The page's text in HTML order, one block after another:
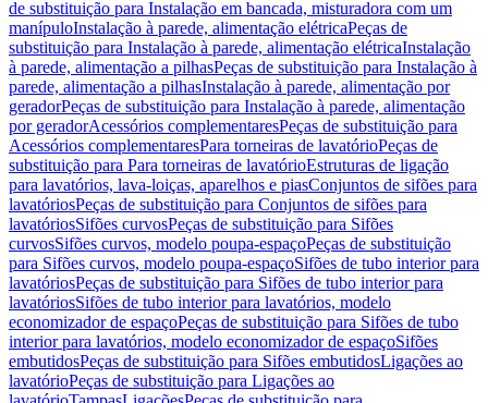
de substituição para Instalação em bancada, misturadora com um
manípuloInstalação à parede, alimentação elétricaPeças de
substituição para Instalação à parede, alimentação elétricaInstalação
à parede, alimentação a pilhasPeças de substituição para Instalação à
parede, alimentação a pilhasInstalação à parede, alimentação por
geradorPeças de substituição para Instalação à parede, alimentação
por geradorAcessórios complementaresPeças de substituição para
Acessórios complementaresPara torneiras de lavatórioPeças de
substituição para Para torneiras de lavatórioEstruturas de ligação
para lavatórios, lava-loiças, aparelhos e piasConjuntos de sifões para
lavatóriosPeças de substituição para Conjuntos de sifões para
lavatóriosSifões curvosPeças de substituição para Sifões
curvosSifões curvos, modelo poupa-espaçoPeças de substituição
para Sifões curvos, modelo poupa-espaçoSifões de tubo interior para
lavatóriosPeças de substituição para Sifões de tubo interior para
lavatóriosSifões de tubo interior para lavatórios, modelo
economizador de espaçoPeças de substituição para Sifões de tubo
interior para lavatórios, modelo economizador de espaçoSifões
embutidosPeças de substituição para Sifões embutidosLigações ao
lavatórioPeças de substituição para Ligações ao